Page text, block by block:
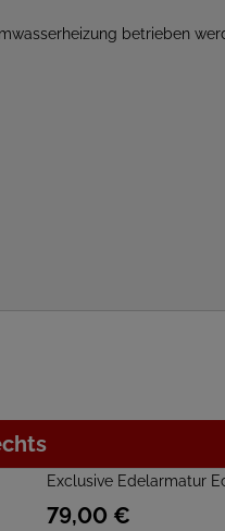
betrieben
Exclusive Edelarmatur
79,00 €